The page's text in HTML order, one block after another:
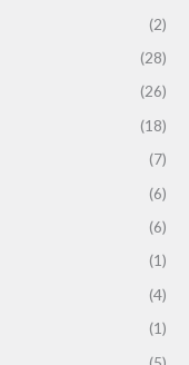
(2)
(28)
(26)
(18)
(7)
(6)
(6)
(1)
(4)
(1)